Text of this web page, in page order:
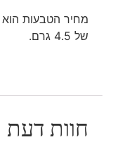
של 4.5 גרם.
חוות דעת